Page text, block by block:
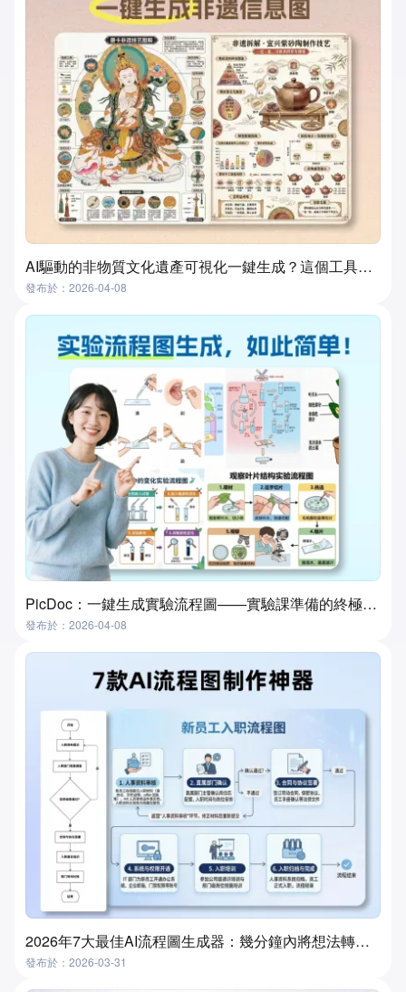
AI驅動的非物質文化遺產可視化一鍵生成？這個工具真的做到了！
發布於：2026-04-08
PicDoc：一鍵生成實驗流程圖——實驗課準備的終極工具
發布於：2026-04-08
2026年7大最佳AI流程圖生成器：幾分鐘內將想法轉化為流程圖
發布於：2026-03-31